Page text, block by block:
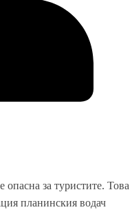
опасна за туристите. Това
планинския водач